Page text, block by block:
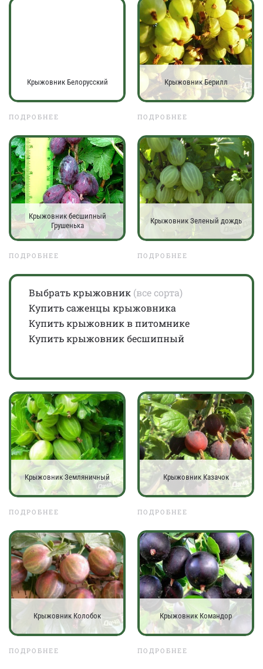
Крыжовник Белорусский
ПОДРОБНЕЕ
Крыжовник Берилл
ПОДРОБНЕЕ
Крыжовник бесшипный
Грушенька
ПОДРОБНЕЕ
Крыжовник Зеленый дождь
ПОДРОБНЕЕ
Выбрать крыжовник (все сорта)
Купить саженцы крыжовника
Купить крыжовник в питомнике
Купить крыжовник бесшипный
Крыжовник Земляничный
ПОДРОБНЕЕ
Крыжовник Казачок
ПОДРОБНЕЕ
Крыжовник Колобок
ПОДРОБНЕЕ
Крыжовник Командор
ПОДРОБНЕЕ